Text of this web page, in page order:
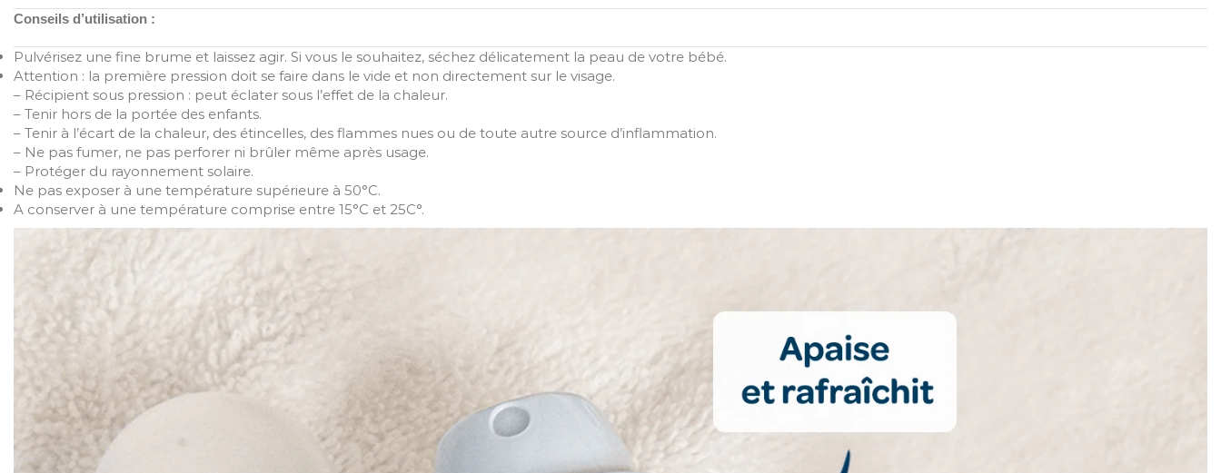
Conseils d’utilisation :
Pulvérisez une fine brume et laissez agir. Si vous le souhaitez, séchez délicatement la peau de votre bébé.
Attention : la première pression doit se faire dans le vide et non directement sur le visage.
– Récipient sous pression : peut éclater sous l’effet de la chaleur.
– Tenir hors de la portée des enfants.
– Tenir à l’écart de la chaleur, des étincelles, des flammes nues ou de toute autre source d’inflammation.
– Ne pas fumer, ne pas perforer ni brûler même après usage.
– Protéger du rayonnement solaire.
Ne pas exposer à une température supérieure à 50°C.
A conserver à une température comprise entre 15°C et 25C°.